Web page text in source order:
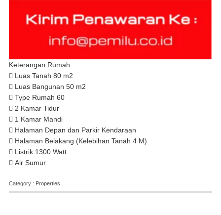
Keterangan Rumah :
 Luas Tanah 80 m2
 Luas Bangunan 50 m2
 Type Rumah 60
 2 Kamar Tidur
 1 Kamar Mandi
 Halaman Depan dan Parkir Kendaraan
 Halaman Belakang (Kelebihan Tanah 4 M)
 Listrik 1300 Watt
 Air Sumur
Category : Properties